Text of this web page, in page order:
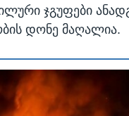
ჯგუფები
დონე მაღალია.